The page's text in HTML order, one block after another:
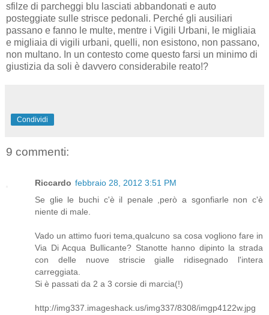
sfilze di parcheggi blu lasciati abbandonati e auto
posteggiate sulle strisce pedonali. Perché gli ausiliari
passano e fanno le multe, mentre i Vigili Urbani, le migliaia
e migliaia di vigili urbani, quelli, non esistono, non passano,
non multano. In un contesto come questo farsi un minimo di
giustizia da soli è davvero considerabile reato!?
Condividi
9 commenti:
Riccardo febbraio 28, 2012 3:51 PM
Se glie le buchi c'è il penale ,però a sgonfiarle non c'è
niente di male.
Vado un attimo fuori tema,qualcuno sa cosa vogliono fare in
Via Di Acqua Bullicante? Stanotte hanno dipinto la strada
con delle nuove striscie gialle ridisegnado l'intera
carreggiata.
Si è passati da 2 a 3 corsie di marcia(!)
http://img337.imageshack.us/img337/8308/imgp4122w.jpg